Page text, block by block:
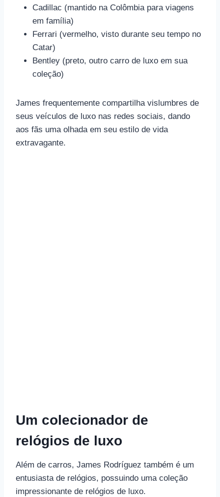
Cadillac (mantido na Colômbia para viagens
em família)
Ferrari (vermelho, visto durante seu tempo no
Catar)
Bentley (preto, outro carro de luxo em sua
coleção)
James frequentemente compartilha vislumbres de
seus veículos de luxo nas redes sociais, dando
aos fãs uma olhada em seu estilo de vida
extravagante.
Um colecionador de
relógios de luxo
Além de carros, James Rodríguez também é um
entusiasta de relógios, possuindo uma coleção
impressionante de relógios de luxo.